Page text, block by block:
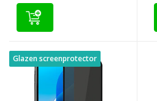
Glazen screenprotector